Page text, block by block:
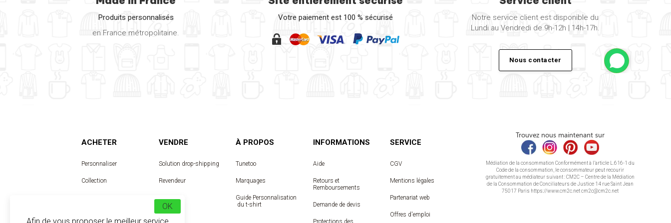
Produits personnalisés
en France métropolitaine.
Votre paiement est 100 % sécurisé
Notre service client est disponible du
Lundi au Vendredi de 9h-12h | 14h-17h.
Nous contacter
ACHETER
Personnaliser
Collection
VENDRE
Solution drop-shipping
Revendeur
Designer
À PROPOS
Tunetoo
Marquages
Guide Personnalisation
du t-shirt
INFORMATIONS
Aide
Retours et
Remboursements
Demande de devis
SERVICE
CGV
Mentions légales
Partenariat web
Offres d'emploi
Trouvez nous maintenant sur
Médiation de la consommation Conformément à l’article L.616-1 du
Code de la consommation, le consommateur peut recourir
gratuitement au médiateur suivant : CM2C – Centre de la Médiation
de la Consommation de Conciliateurs de Justice 14 rue Saint Jean
75017 Paris https://www.cm2c.net cm2c@cm2c.net
OK